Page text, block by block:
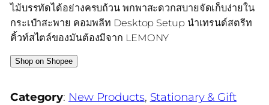
ไม้บรรทัดได้อย่างครบถ้วน พกพาสะดวกสบายจัดเก็บง่ายใน
กระเป๋าสะพาย คอมพลีท Desktop Setup นำเทรนด์สตรีท
คิ้วท์สไตล์ของมันต้องมีจาก LEMONY
Shop on Shopee
Category: New Products, Stationary & Gift